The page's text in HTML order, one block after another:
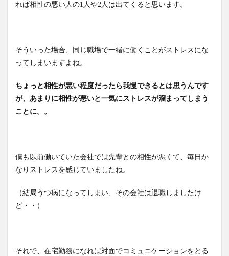
れば相性の悪い人の1人や2人は出てくると思います。
そういった場合、同じ職場で一緒に働くことがストレスにな
ってしまいますよね。
ちょっと相性が悪い程度だったら我慢できるとは思うんです
が、あまりに相性が悪いと一気にストレスが溜まってしまう
ことに。。
僕も以前働いていた会社では先輩との相性が悪くて、毎日か
なりストレスを感じていましたね。
（結局うつ病になってしまい、その会社は退職しましたけ
ど・・）
それで、在宅勤務になれば対面でコミュニケーションをとる